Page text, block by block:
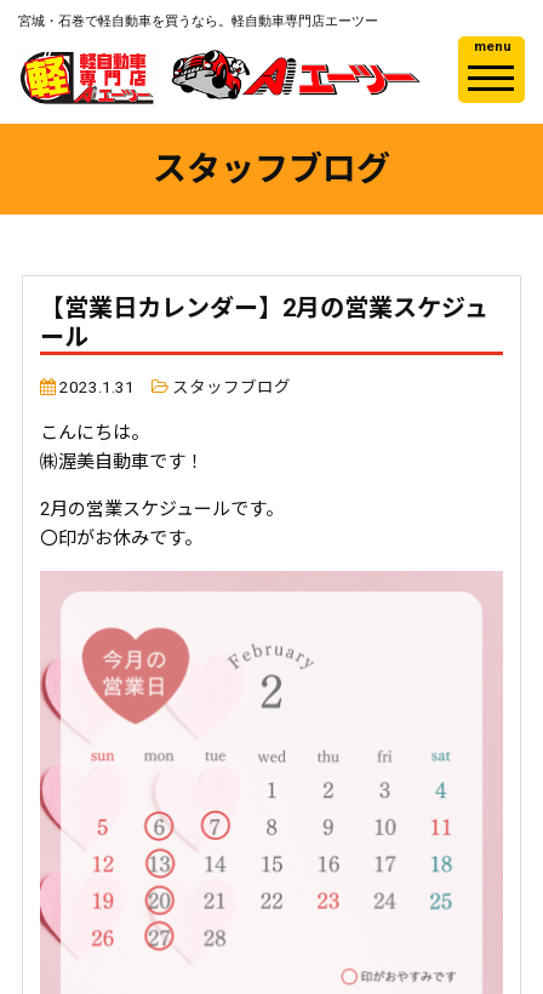
宮城・石巻で軽自動車を買うなら。軽自動車専門店エーツー
menu
スタッフブログ
【営業日カレンダー】2月の営業スケジュ
ール
2023.1.31 スタッフブログ
こんにちは。
㈱渥美自動車です！
2月の営業スケジュールです。
〇印がお休みです。